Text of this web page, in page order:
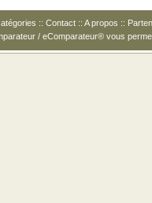
:: Contact :: A propos ::
/ eComparateur® vous